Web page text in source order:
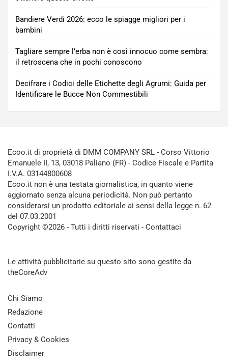
Bandiere Verdi 2026: ecco le spiagge migliori per i
bambini
Tagliare sempre l’erba non è così innocuo come sembra:
il retroscena che in pochi conoscono
Decifrare i Codici delle Etichette degli Agrumi: Guida per
Identificare le Bucce Non Commestibili
Ecoo.it di proprietà di DMM COMPANY SRL - Corso Vittorio
Emanuele II, 13, 03018 Paliano (FR) - Codice Fiscale e Partita
I.V.A. 03144800608
Ecoo.it non è una testata giornalistica, in quanto viene
aggiornato senza alcuna periodicità. Non può pertanto
considerarsi un prodotto editoriale ai sensi della legge n. 62
del 07.03.2001
Copyright ©2026 - Tutti i diritti riservati - Contattaci
Le attività pubblicitarie su questo sito sono gestite da
theCoreAdv
Chi Siamo
Redazione
Contatti
Privacy & Cookies
Disclaimer